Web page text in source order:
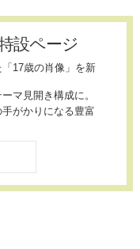
設ページ
17歳の肖像」を新
マ見開き構成に。
がかりになる豊富